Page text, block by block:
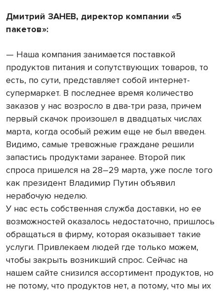
Дмитрий ЗАНЕВ, директор компании «5
пакетов»:
— Наша компания занимается поставкой
продуктов питания и сопутствующих товаров, то
есть, по сути, представляет собой интернет-
супермаркет. В последнее время количество
заказов у нас возросло в два-три раза, причем
первый скачок произошел в двадцатых числах
марта, когда особый режим еще не был введен.
Видимо, самые тревожные граждане решили
запастись продуктами заранее. Второй пик
спроса пришелся на 28–29 марта, уже после того
как президент Владимир Путин объявил
нерабочую неделю.
У нас есть собственная служба доставки, но ее
возможностей оказалось недостаточно, пришлось
обращаться в фирму, которая оказывает такие
услуги. Привлекаем людей где только можем,
чтобы закрыть возникший спрос. Сейчас на
нашем сайте снизился ассортимент продуктов, но
не потому, что продуктов нет, а потому, что мы их